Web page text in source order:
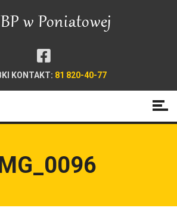
KONTAKT: 81 820-40-77